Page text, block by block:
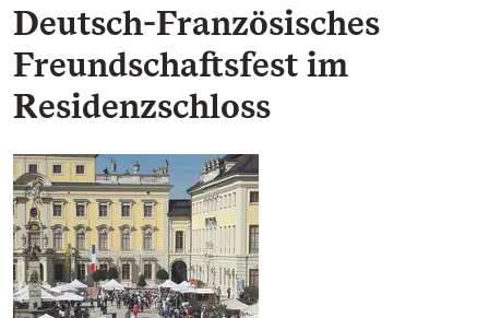
Deutsch-Französisches
Freundschaftsfest im
Residenzschloss